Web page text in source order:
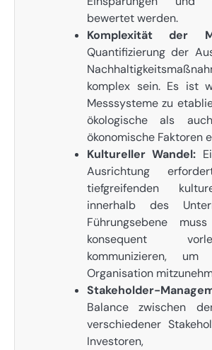
bewertet werden.
Komplexität der
Quantifizierung der
komplex sein. Es ist
Messsysteme zu
ökologische als
ökonomische Faktoren
Kultureller Wandel:
Ausrichtung
tiefgreifenden
innerhalb des
Führungsebene
konsequent
kommunizieren,
Organisation
Stakeholder-
Balance zwischen
verschiedener
Investoren,